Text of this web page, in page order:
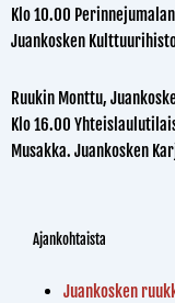
Klo 10.00
Juankosken
Ruukin Monttu,
Klo 16.00
Musakka. Juankosken
Ajankohtaista
Juankosken